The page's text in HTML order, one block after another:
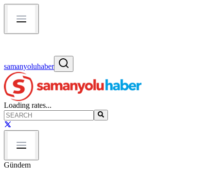
samanyoluhaber
Loading rates...
Gündem